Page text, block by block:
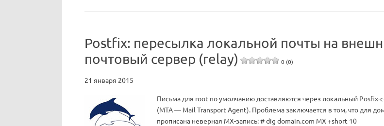
Postfix: пересылка локальной почты на
почтовый сервер (relay)
0 (0)
21 января 2015
Письма для root по умолчанию доставляются через локальный Posfix-
(MTA — Mail Transport Agent). Проблема заключается в том, что для
прописана неверная МХ-запись: # dig domain.com MX +short 10